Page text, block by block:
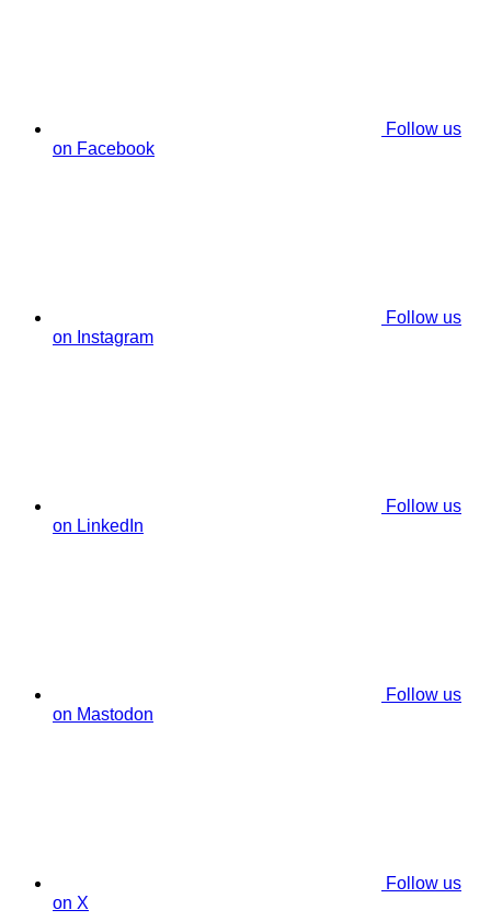
Follow us
on Facebook
Follow us
on Instagram
Follow us
on LinkedIn
Follow us
on Mastodon
Follow us
on X